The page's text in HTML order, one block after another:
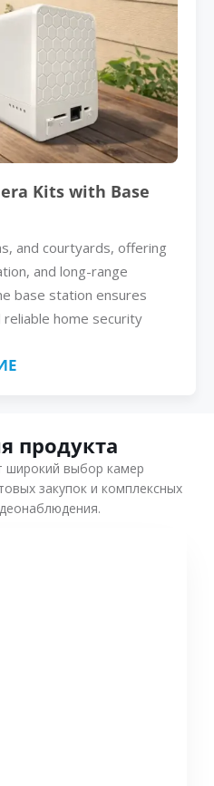
Kits with Base
and courtyards, offering
and long-range
base station ensures
home security
продукта
широкий выбор камер
закупок и комплексных